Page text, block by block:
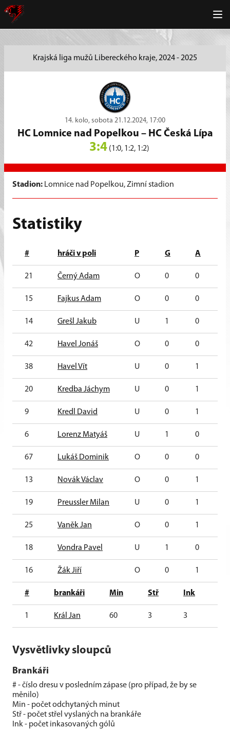
Krajská liga mužů Libereckého kraje, 2024 - 2025
14. kolo, sobota 21.12.2024, 17:00
HC Lomnice nad Popelkou – HC Česká Lípa
3:4 (1:0, 1:2, 1:2)
Stadion: Lomnice nad Popelkou, Zimní stadion
Statistiky
# hráči v poli P G A
21 Černý Adam O 0 0
15 Fajkus Adam O 0 0
14 Grešl Jakub U 1 0
42 Havel Jonáš O 0 0
38 Havel Vít U 0 1
20 Kredba Jáchym U 0 1
9 Kredl David U 0 1
6 Lorenz Matyáš U 1 0
67 Lukáš Dominik O 0 0
13 Novák Václav O 0 1
19 Preussler Milan U 0 1
25 Vaněk Jan O 0 1
18 Vondra Pavel U 1 0
16 Žák Jiří O 0 1
# brankáři Min Stř Ink
1 Král Jan 60 3 3
Vysvětlivky sloupců
Brankáři
# - číslo dresu v posledním zápase (pro případ, že by se
měnilo)
Min - počet odchytaných minut
Stř - počet střel vyslaných na brankáře
Ink - počet inkasovaných gólů